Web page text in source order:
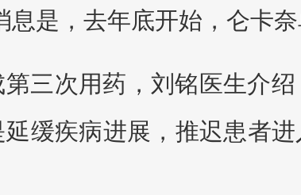
是，去年底开始，仑卡
三次用药，刘铭医生介
缓疾病进展，推迟患者